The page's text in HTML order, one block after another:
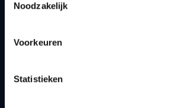
Noodzakelijk
Voorkeuren
Statistieken
Quick links
How to get to the VUB campuses